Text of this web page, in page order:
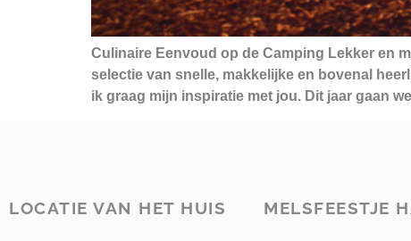
Culinaire Eenvoud op de Camping Lekker en
selectie van snelle, makkelijke en bovenal
ik graag mijn inspiratie met jou. Dit jaar gaan
LOCATIE VAN HET HUIS MELSFEESTJE